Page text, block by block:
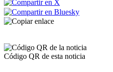
Código QR de esta noticia